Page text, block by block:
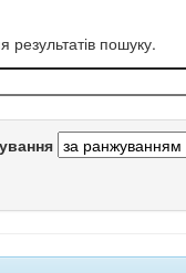
результатів пошуку.